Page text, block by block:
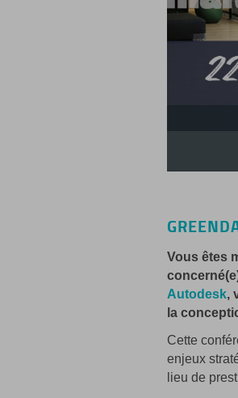
Vous êtes
Autodesk,
la
Cette
enjeux
lieu de